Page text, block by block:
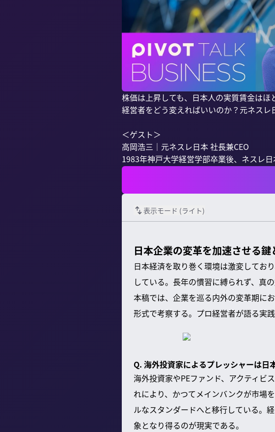
株価は上昇しても、日本人の実質賃金は
経営者をどう変えればいいのか？元ネスレ
＜ゲスト＞
高岡浩三｜元ネスレ日本 社長兼CEO
1983年神戸大学経営学部卒業後、ネスレ
表示モード (ライト)
日本企業の変革を加速させる
日本経済を取り巻く環境は激変してお
している。長年の慣習に縛られず、真
本稿では、企業を巡る内外の変革期に
形式で考察する。プロ経営者が語る実
Q. 海外投資家によるプレッシャーは日
海外投資家やPEファンド、アクティビ
れにより、かつてメインバンクが市場
ルなスタンダードへと移行している。
象となり得るのが現実である。